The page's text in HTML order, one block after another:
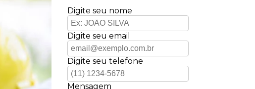
Digite seu nome
Digite seu email
Digite seu telefone
Mensagem